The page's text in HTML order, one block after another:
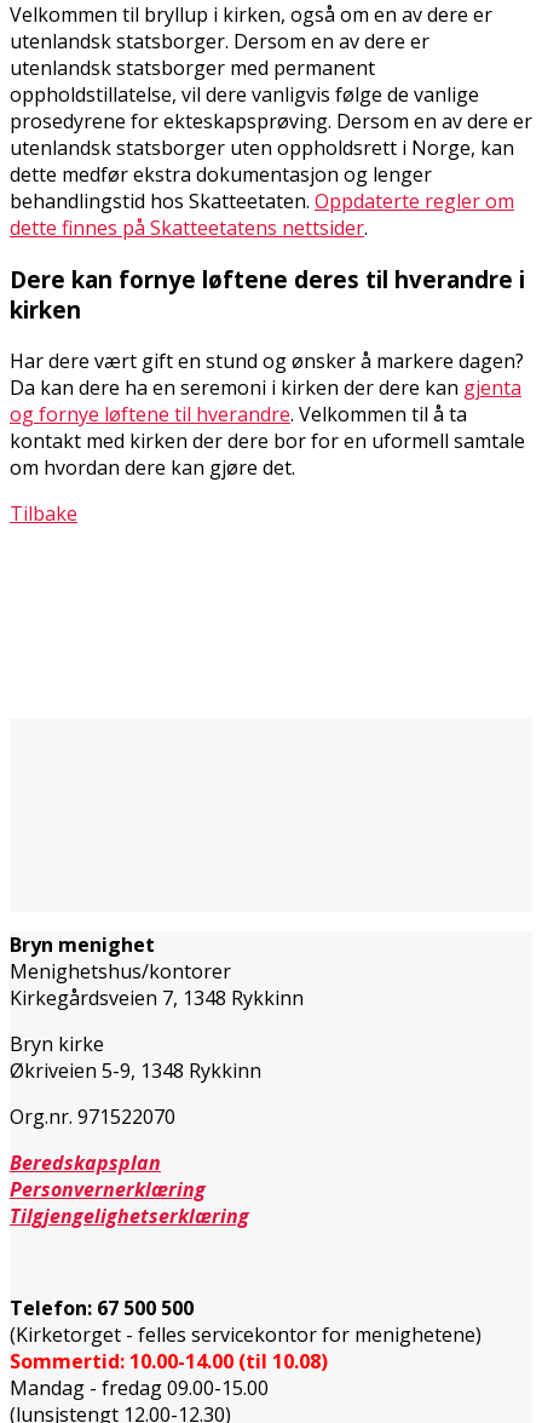
Velkommen til bryllup i kirken, også om en av dere er
utenlandsk statsborger. Dersom en av dere er
utenlandsk statsborger med permanent
oppholdstillatelse, vil dere vanligvis følge de vanlige
prosedyrene for ekteskapsprøving. Dersom en av dere er
utenlandsk statsborger uten oppholdsrett i Norge, kan
dette medfør ekstra dokumentasjon og lenger
behandlingstid hos Skatteetaten. Oppdaterte regler om
dette finnes på Skatteetatens nettsider.
Dere kan fornye løftene deres til hverandre i
kirken
Har dere vært gift en stund og ønsker å markere dagen?
Da kan dere ha en seremoni i kirken der dere kan gjenta
og fornye løftene til hverandre. Velkommen til å ta
kontakt med kirken der dere bor for en uformell samtale
om hvordan dere kan gjøre det.
Tilbake
Bryn menighet
Menighetshus/kontorer
Kirkegårdsveien 7, 1348 Rykkinn
Bryn kirke
Økriveien 5-9, 1348 Rykkinn
Org.nr. 971522070
Beredskapsplan
Personvernerklæring
Tilgjengelighetserklæring
Telefon: 67 500 500
(Kirketorget - felles servicekontor for menighetene)
Sommertid: 10.00-14.00 (til 10.08)
Mandag - fredag 09.00-15.00
(lunsjstengt 12.00-12.30)